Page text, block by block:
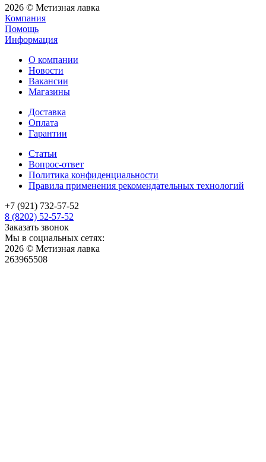
2026 © Метизная лавка
Компания
Помощь
Информация
О компании
Новости
Вакансии
Магазины
Доставка
Оплата
Гарантии
Статьи
Вопрос-ответ
Политика конфиденциальности
Правила применения рекомендательных технологий
+7 (921) 732-57-52
8 (8202) 52-57-52
Заказать звонок
Мы в социальных сетях:
2026 © Метизная лавка
263965508